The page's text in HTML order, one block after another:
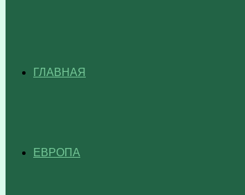
ГЛАВНАЯ
ЕВРОПА